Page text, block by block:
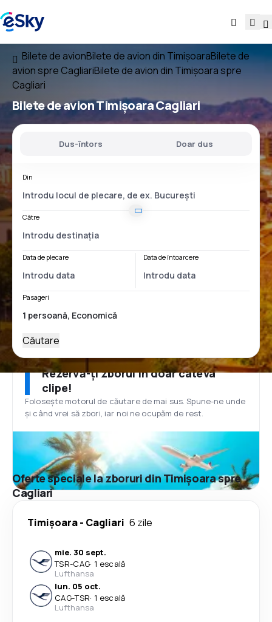
Bilete de avionBilete de avion din TimișoaraBilete de
avion spre CagliariBilete de avion din Timișoara spre
Cagliari
Bilete de avionTimișoara Cagliari
Dus-întors Doar dus
Din
Către
Data de plecare Data de întoarcere
Pasageri
Căutare
Rezervă-ți zborul în doar câteva
clipe!
Folosește motorul de căutare de mai sus. Spune-ne unde
și când vrei să zbori, iar noi ne ocupăm de rest.
Oferte speciale la zboruri din Timișoara spre
Cagliari
Timișoara- Cagliari 6 zile
mie. 30 sept.
TSR-CAG· 1 escală
Lufthansa
lun. 05 oct.
CAG-TSR· 1 escală
Lufthansa